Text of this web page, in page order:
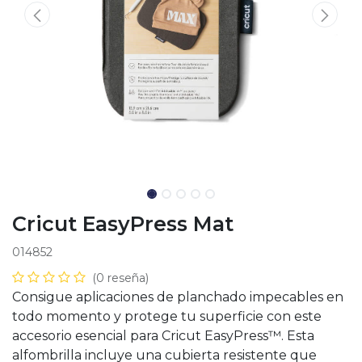
Cricut EasyPress Mat
014852
(0 reseña)
Consigue aplicaciones de planchado impecables en
todo momento y protege tu superficie con este
accesorio esencial para Cricut EasyPress™. Esta
alfombrilla incluye una cubierta resistente que